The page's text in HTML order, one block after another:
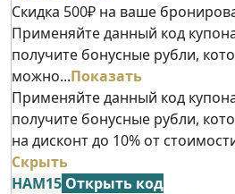
Скидка 500₽ на ваше
Применяйте данный код
получите бонусные рубли,
можно...Показать
Применяйте данный код
получите бонусные рубли,
на дисконт до 10% от
Скрыть
НАМ15 Открыть код